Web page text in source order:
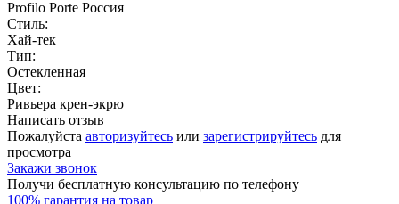
Profilo Porte Россия
Стиль:
Хай-тек
Тип:
Остекленная
Цвет:
Ривьера крен-экрю
Написать отзыв
Пожалуйста авторизуйтесь или зарегистрируйтесь для
просмотра
Закажи звонок
Получи бесплатную консультацию по телефону
100% гарантия на товар